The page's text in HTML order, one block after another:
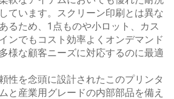
ています。スクリーン印刷とは異な
るため、1点ものや小ロット、カス
ンでもコスト効率よくオンデマンド
様な顧客ニーズに対応するのに最適
性を念頭に設計されたこのプリンタ
と産業用グレードの内部部品を備え